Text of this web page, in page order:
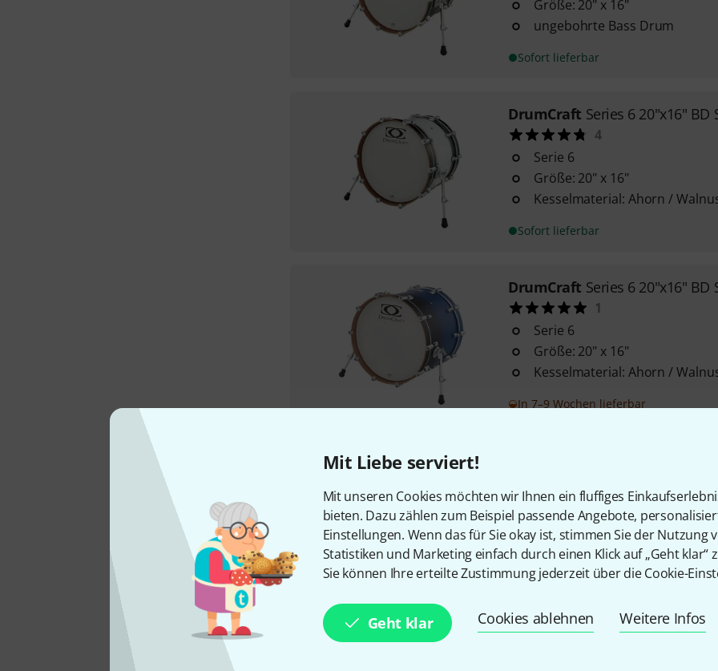
Mit Liebe serviert!
Mit unseren Cookies möchten wir Ihnen ein fluffiges
bieten. Dazu zählen zum Beispiel passende Angebote,
Einstellungen. Wenn das für Sie okay ist, stimmen Sie der Nutzung
Statistiken und Marketing einfach durch einen Klick auf „Geht klar“
Sie können Ihre erteilte Zustimmung jederzeit über die Cookie-
Geht klar Cookies ablehnen Weitere Infos
Größe: 20" x 16"
ungebohrte Bass Drum
Sofort lieferbar
DrumCraft Series 6 20"x16" BD
4
Serie 6
Größe: 20" x 16"
Kesselmaterial: Ahorn /
Sofort lieferbar
DrumCraft Series 6 20"x16" BD
1
Serie 6
Größe: 20" x 16"
Kesselmaterial: Ahorn /
In 7–9 Wochen lieferbar
Serie 6
Größe: 22" x 18"
mit Bass Drum Rosette
Sofort lieferbar
DrumCraftSeries 6 22"x18" BD